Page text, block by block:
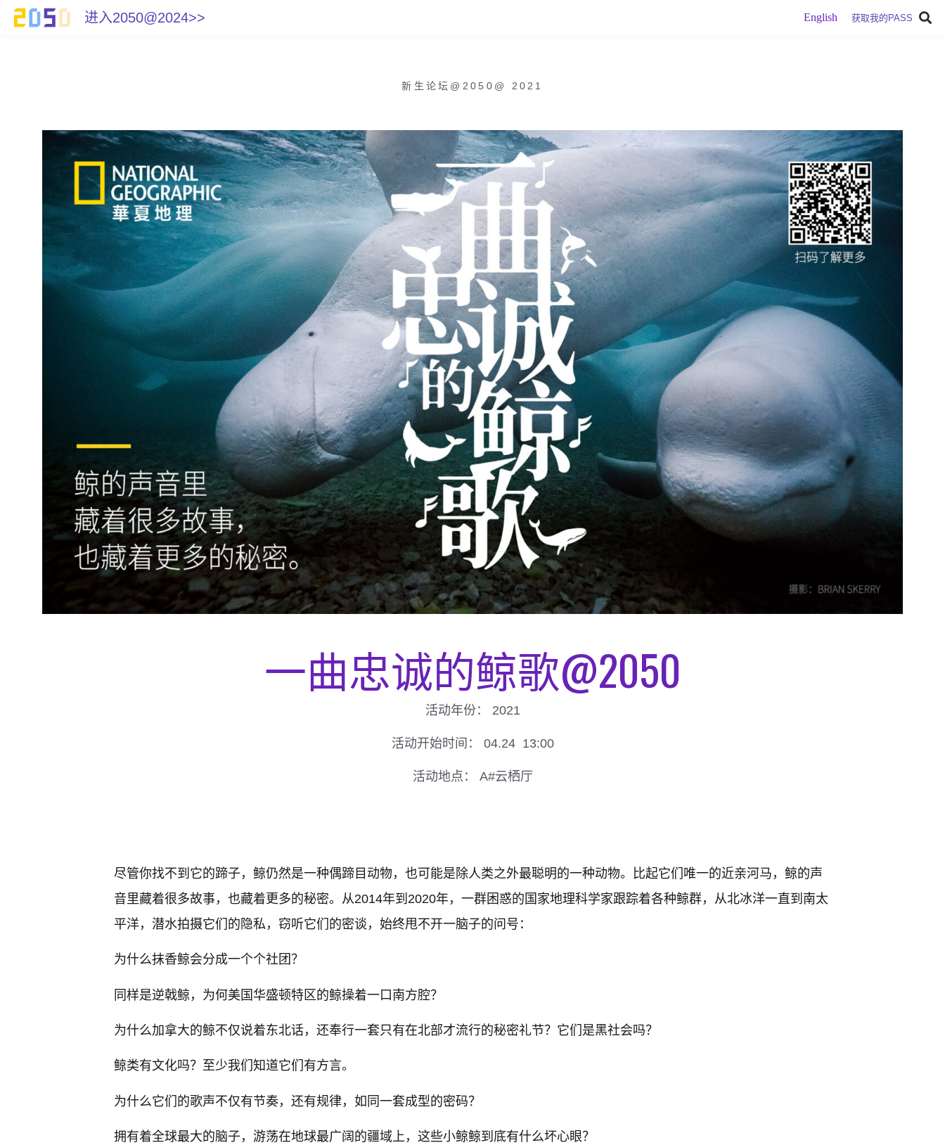
进入2050@2024>> English 获取我的PASS
新生论坛@2050 @ 2021
一曲忠诚的鲸歌@2050
活动年份： 2021
活动开始时间： 04.24 13:00
活动地点： A#云栖厅
尽管你找不到它的蹄子，鲸仍然是一种偶蹄目动物，也可能是除人类之外最聪明的一种动物。比起它们唯一的近亲河马，鲸的声
音里藏着很多故事，也藏着更多的秘密。从2014年到2020年，一群困惑的国家地理科学家跟踪着各种鲸群，从北冰洋一直到南太
平洋，潜水拍摄它们的隐私，窃听它们的密谈，始终甩不开一脑子的问号：
为什么抹香鲸会分成一个个社团？
同样是逆戟鲸，为何美国华盛顿特区的鲸操着一口南方腔？
为什么加拿大的鲸不仅说着东北话，还奉行一套只有在北部才流行的秘密礼节？它们是黑社会吗？
鲸类有文化吗？至少我们知道它们有方言。
为什么它们的歌声不仅有节奏，还有规律，如同一套成型的密码？
拥有着全球最大的脑子，游荡在地球最广阔的疆域上，这些小鲸鲸到底有什么坏心眼？